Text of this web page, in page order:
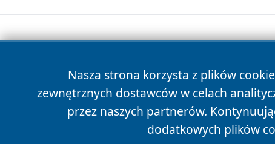
Nasza strona korzysta z plików
zewnętrznych dostawców w celach
przez naszych partnerów.
dodatkowych plików